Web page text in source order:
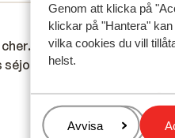
Genom att klicka på
klickar på "Hantera"
vilka cookies du vill
helst.
Hantera
Avvisa
1 aug. 2025
Et avoir plus de
séjours
Et avoir plus de
séjours